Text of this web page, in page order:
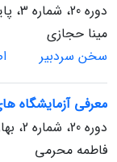
دوره 20، شماره 3، پاییز 1398، صفحه
مینا حجازی
سخن سردبیر
معرفی آزمایشگاه
دوره 20، شماره 2، بهار 1398، صفحه
فاطمه محرمی